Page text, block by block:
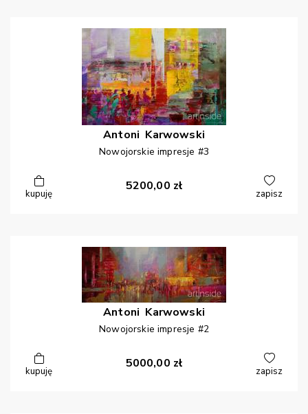
Antoni Karwowski
Nowojorskie impresje #3
kupuję
5200,00 zł
zapisz
Antoni Karwowski
Nowojorskie impresje #2
kupuję
5000,00 zł
zapisz